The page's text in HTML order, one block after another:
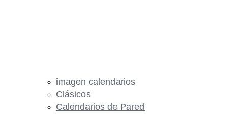
imagen calendarios
Clásicos
Calendarios de Pared